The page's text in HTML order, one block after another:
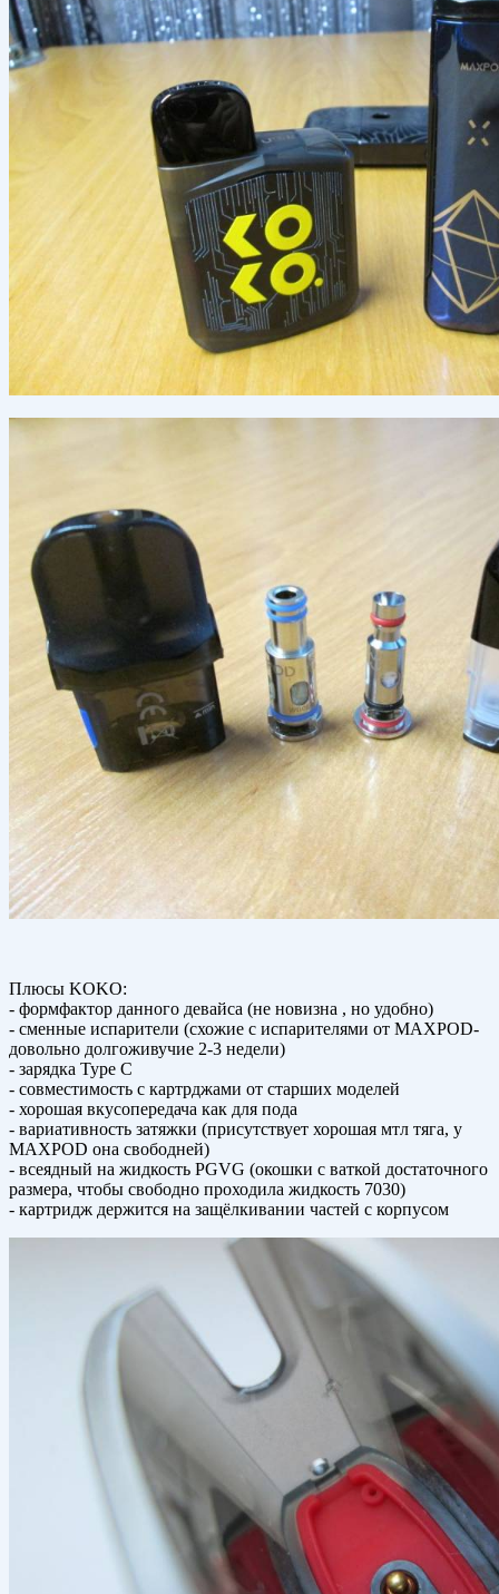
Плюсы KOKO:
- формфактор данного девайса (не новизна , но удобно)
- сменные испарители (схожие с испарителями от MAXPOD-
довольно долгоживучие 2-3 недели)
- зарядка Type C
- совместимость с картрджами от старших моделей
- хорошая вкусопередача как для пода
- вариативность затяжки (присутствует хорошая мтл тяга, у
MAXPOD она свободней)
- всеядный на жидкость PGVG (окошки с ваткой достаточного
размера, чтобы свободно проходила жидкость 7030)
- картридж держится на защёлкивании частей с корпусом